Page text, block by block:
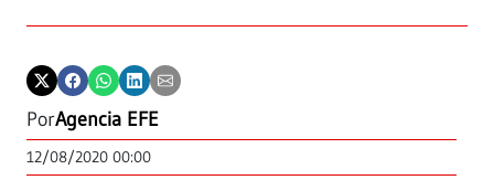
PorAgencia EFE
12/08/2020 00:00